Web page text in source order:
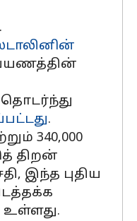
.
340,000
திறன்
இந்த புதிய
உள்ளது.